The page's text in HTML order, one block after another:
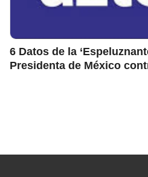
6 Datos de la
Presidenta de México